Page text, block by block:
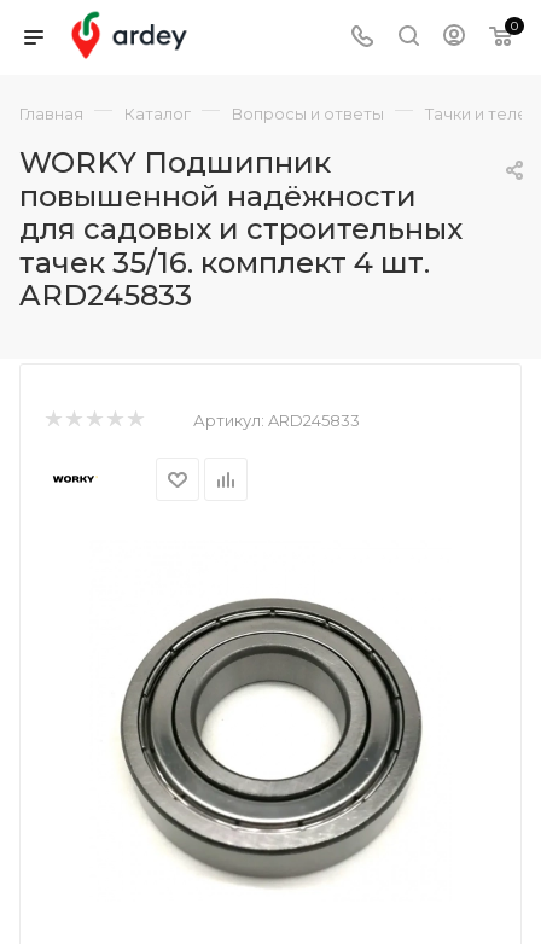
0
Главная — Каталог — Вопросы и ответы — Тачки и
WORKY Подшипник
повышенной надёжности
для садовых и строительных
тачек 35/16. комплект 4 шт.
ARD245833
Артикул: ARD245833